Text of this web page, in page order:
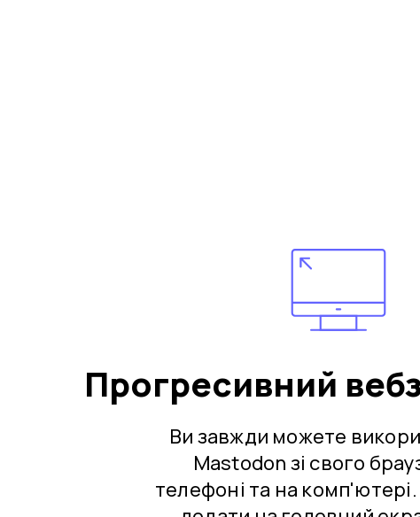
Прогресивний
Ви завжди можете
Mastodon зі свого
телефоні та на